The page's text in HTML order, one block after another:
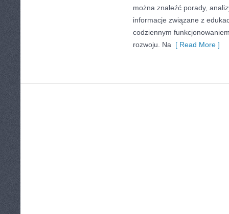
można znaleźć porady,
informacje związane z
codziennym
rozwoju. Na [ Read More ]